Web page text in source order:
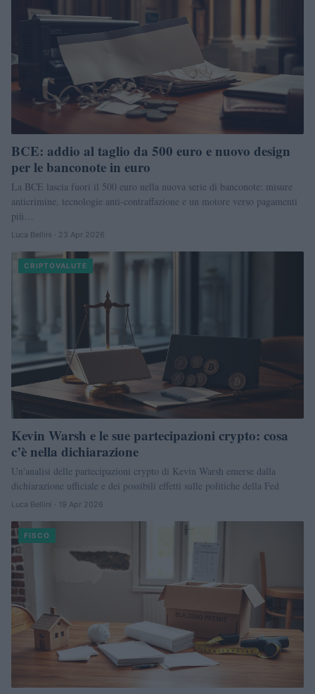
BCE: addio al taglio da 500 euro e nuovo design
per le banconote in euro
La BCE lascia fuori il 500 euro nella nuova serie di banconote: misure
anticrimine, tecnologie anti-contraffazione e un motore verso pagamenti
più…
Luca Bellini · 23 Apr 2026
CRIPTOVALUTE
Kevin Warsh e le sue partecipazioni crypto: cosa
c’è nella dichiarazione
Un'analisi delle partecipazioni crypto di Kevin Warsh emerse dalla
dichiarazione ufficiale e dei possibili effetti sulle politiche della Fed
Luca Bellini · 19 Apr 2026
FISCO